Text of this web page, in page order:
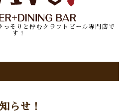
そりと佇むクラフトビール専門店で
す！
らせ！